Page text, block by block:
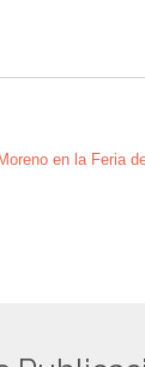
en la Feria